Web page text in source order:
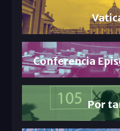
Conferencia
Por